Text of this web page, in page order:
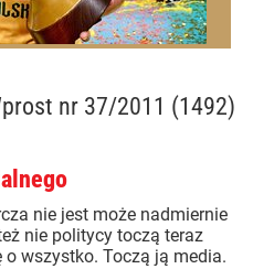
nr 37/2011 (1492)
nie jest może nadmiernie
nie politycy toczą teraz
o wszystko. Toczą ją media.